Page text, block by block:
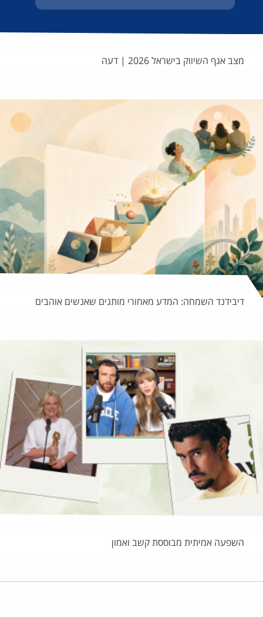
מצב אגף השיווק בישראל 2026 | דעה
דיבידנד השמחה: המדע מאחורי מותגים שאנשים אוהבים
השפעה אמיתית מבוססת קשב ואמון